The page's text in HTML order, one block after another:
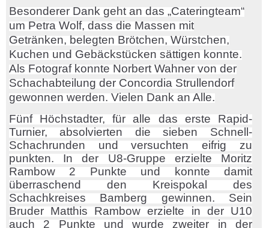
Besonderer Dank geht an das „Cateringteam“
um Petra Wolf, dass die Massen mit
Getränken, belegten Brötchen, Würstchen,
Kuchen und Gebäckstücken sättigen konnte.
Als Fotograf konnte Norbert Wahner von der
Schachabteilung der Concordia Strullendorf
gewonnen werden. Vielen Dank an Alle.
Fünf Höchstadter, für alle das erste Rapid-
Turnier, absolvierten die sieben Schnell-
Schachrunden und versuchten eifrig zu
punkten. In der U8-Gruppe erzielte Moritz
Rambow 2 Punkte und konnte damit
überraschend den Kreispokal des
Schachkreises Bamberg gewinnen. Sein
Bruder Matthis Rambow erzielte in der U10
auch 2 Punkte und wurde zweiter in der